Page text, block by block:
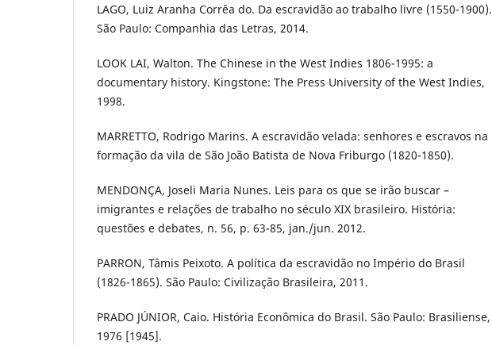
LAGO, Luiz Aranha Corrêa do. Da escravidão ao trabalho livre (1550-1900).
São Paulo: Companhia das Letras, 2014.
LOOK LAI, Walton. The Chinese in the West Indies 1806-1995: a
documentary history. Kingstone: The Press University of the West Indies,
1998.
MARRETTO, Rodrigo Marins. A escravidão velada: senhores e escravos na
formação da vila de São João Batista de Nova Friburgo (1820-1850).
MENDONÇA, Joseli Maria Nunes. Leis para os que se irão buscar –
imigrantes e relações de trabalho no século XIX brasileiro. História:
questões e debates, n. 56, p. 63-85, jan./jun. 2012.
PARRON, Tâmis Peixoto. A política da escravidão no Império do Brasil
(1826-1865). São Paulo: Civilização Brasileira, 2011.
PRADO JÚNIOR, Caio. História Econômica do Brasil. São Paulo: Brasiliense,
1976 [1945].